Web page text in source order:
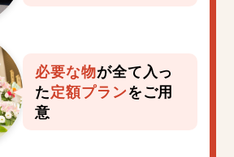
必要な物が全て入っ
た定額プランをご用
意